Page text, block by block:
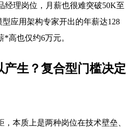
经理岗位，月薪也很难突破50K至
应用架构专家开出的年薪达128
高也仅约6万元。
生？复合型门槛决定
本质上是两种岗位在技术壁垒、